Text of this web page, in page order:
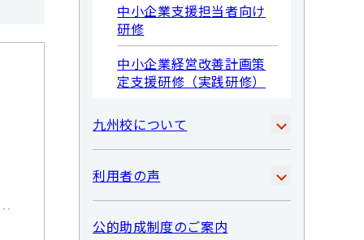
中小企業支援担当者向け
研修
中小企業経営改善計画策
定支援研修（実践研修）
九州校について
利用者の声
公的助成制度のご案内